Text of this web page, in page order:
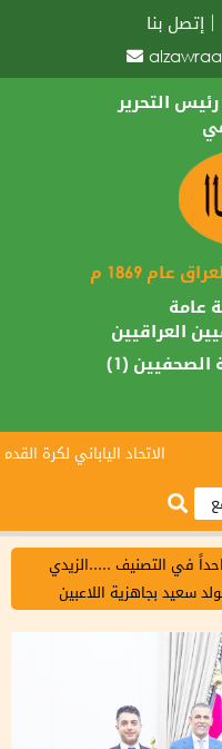
إتصل بنا
التحرير
1869 م
عامة
العراقيين
الصحفيين (1)
الاتحاد الياباني لكرة القدم
في التصنيف .....الزيدي
سعيد بجاهزية اللاعبين